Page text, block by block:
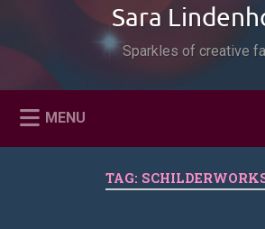
Sara
Sparkles of creative
MENU
TAG: